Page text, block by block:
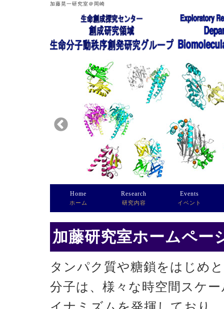
加藤晃一研究室＠岡崎
Home
ホーム
Research
研究内容
Events
イベント
加藤研究室ホームペー
タンパク質や糖鎖をはじめ
分子は、様々な時空間スケ